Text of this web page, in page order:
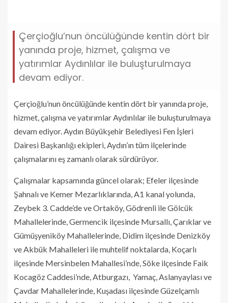
Çerçioğlu’nun öncülüğünde kentin dört bir
yanında proje, hizmet, çalışma ve
yatırımlar Aydınlılar ile buluşturulmaya
devam ediyor.
Çerçioğlu’nun öncülüğünde kentin dört bir yanında proje,
hizmet, çalışma ve yatırımlar Aydınlılar ile buluşturulmaya
devam ediyor. Aydın Büyükşehir Belediyesi Fen İşleri
Dairesi Başkanlığı ekipleri, Aydın’ın tüm ilçelerinde
çalışmalarını eş zamanlı olarak sürdürüyor.
Çalışmalar kapsamında güncel olarak; Efeler ilçesinde
Şahnalı ve Kemer Mezarlıklarında, A1 kanal yolunda,
Zeybek 3. Cadde’de ve Ortaköy, Gödrenli ile Gölcük
Mahallelerinde, Germencik ilçesinde Mursallı, Çarıklar ve
Gümüşyeniköy Mahallelerinde, Didim ilçesinde Denizköy
ve Akbük Mahalleleri ile muhtelif noktalarda, Koçarlı
ilçesinde Mersinbelen Mahallesi’nde, Söke ilçesinde Faik
Kocagöz Caddesi’nde, Atburgazı, Yamaç, Aslanyaylası ve
Çavdar Mahallelerinde, Kuşadası ilçesinde Güzelçamlı